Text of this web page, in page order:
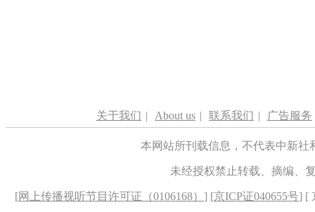
关于我们 | About us | 联系我们 | 广告服务
本网站所刊载信息，不代表中新
未经授权禁止转载、摘编、
[网上传播视听节目许可证（0106168） ] [京ICP证040655号] [